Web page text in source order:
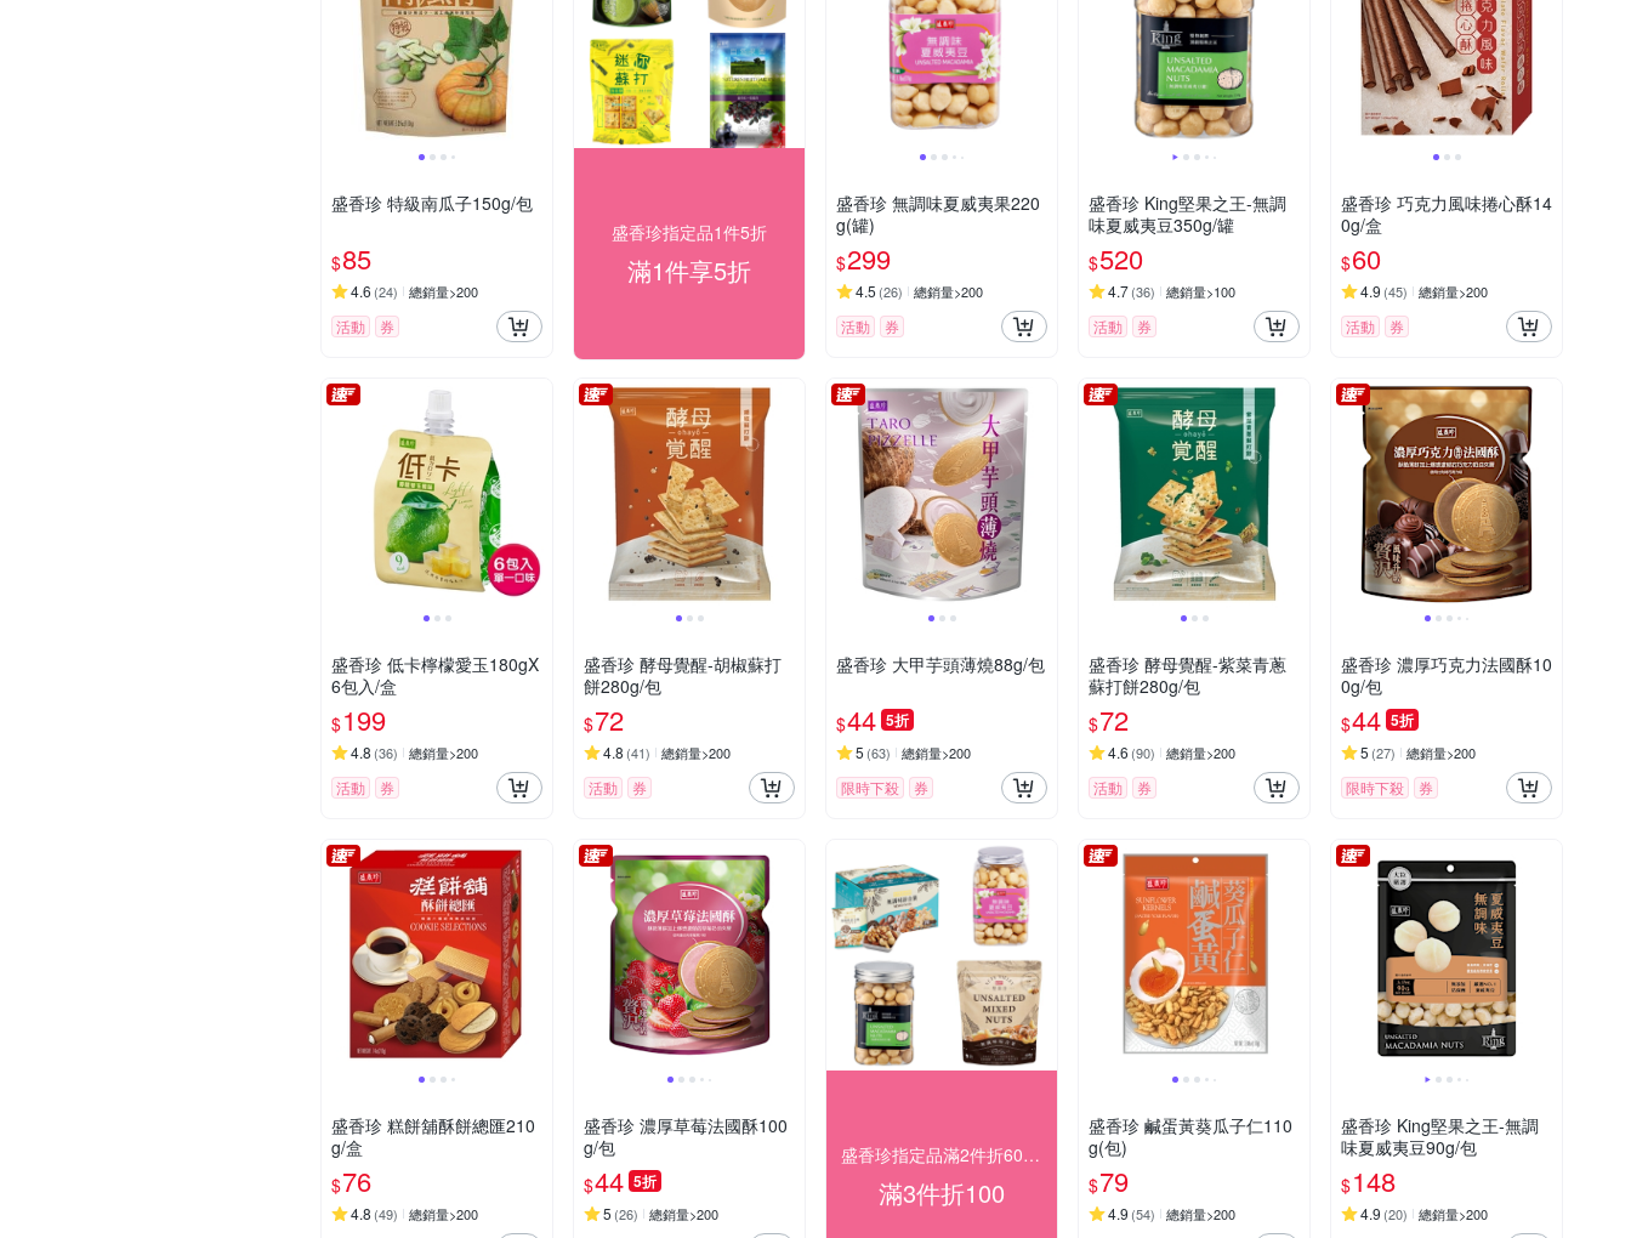
盛香珍 特級南瓜子150g/包
$85
4.6 (24) 總銷量>200
活動 券
盛香珍指定品1件5折
滿1件享5折
盛香珍 無調味夏威夷果220
g(罐)
$299
4.5 (26) 總銷量>200
活動 券
盛香珍 King堅果之王-無調
味夏威夷豆350g/罐
$520
4.7(36) 總銷量>100
活動 券
盛香珍 巧克力風味捲心酥14
0g/盒
$60
4.9 (45) 總銷量>200
活動 券
盛香珍 低卡檸檬愛玉180gX
6包入/盒
$199
4.8 (36) 總銷量>200
活動 券
盛香珍 酵母覺醒-胡椒蘇打
餅280g/包
$72
4.8 (41) 總銷量>200
活動 券
盛香珍 大甲芋頭薄燒88g/包
$44 5折
5 (63) 總銷量>200
限時下殺 券
盛香珍 酵母覺醒-紫菜青蔥
蘇打餅280g/包
$72
4.6 (90) 總銷量>200
活動 券
盛香珍 濃厚巧克力法國酥10
0g/包
$44 5折
5 (27) 總銷量>200
限時下殺 券
盛香珍 糕餅舖酥餅總匯210
g/盒
$76
4.8 (49) 總銷量>200
盛香珍 濃厚草莓法國酥100
g/包
$44 5折
5 (26) 總銷量>200
盛香珍指定品滿2件折60滿3件折100
滿3件折100
盛香珍 鹹蛋黃葵瓜子仁110
g(包)
$79
4.9 (54) 總銷量>200
盛香珍 King堅果之王-無調
味夏威夷豆90g/包
$148
4.9 (20) 總銷量>200